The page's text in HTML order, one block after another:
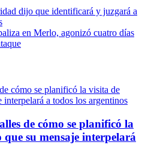
dijo que identificará y juzgará a
en Merlo, agonizó cuatro días
de cómo se planificó la
su mensaje interpelará